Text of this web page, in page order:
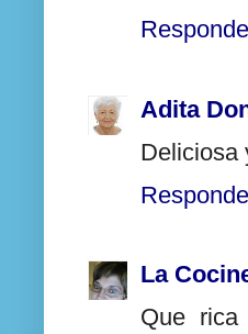
Adita
Deliciosa
La
Que